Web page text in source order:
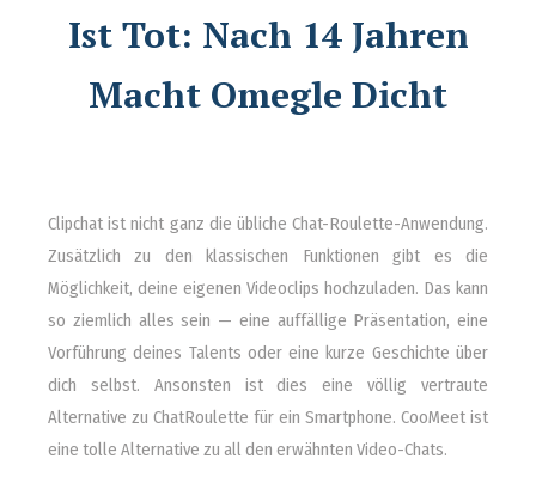
Ist Tot: Nach 14 Jahren
Macht Omegle Dicht
Clipchat ist nicht ganz die übliche Chat-Roulette-Anwendung.
Zusätzlich zu den klassischen Funktionen gibt es die
Möglichkeit, deine eigenen Videoclips hochzuladen. Das kann
so ziemlich alles sein — eine auffällige Präsentation, eine
Vorführung deines Talents oder eine kurze Geschichte über
dich selbst. Ansonsten ist dies eine völlig vertraute
Alternative zu ChatRoulette für ein Smartphone. CooMeet ist
eine tolle Alternative zu all den erwähnten Video-Chats.